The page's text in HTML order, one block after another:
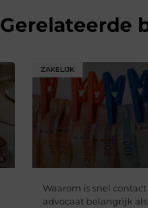
Gerelateerde
ZAKELIJK
Waarom is snel
advocaat belangrijk